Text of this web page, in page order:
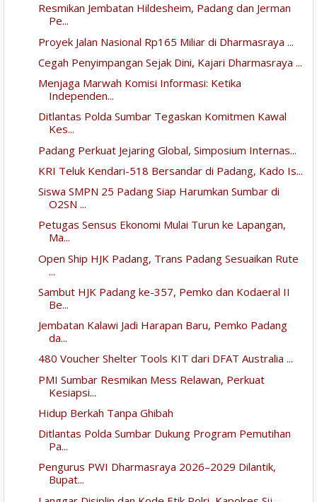
Resmikan Jembatan Hildesheim, Padang dan Jerman
Pe...
Proyek Jalan Nasional Rp165 Miliar di Dharmasraya ...
Cegah Penyimpangan Sejak Dini, Kajari Dharmasraya ...
Menjaga Marwah Komisi Informasi: Ketika
Independen...
Ditlantas Polda Sumbar Tegaskan Komitmen Kawal
Kes...
Padang Perkuat Jejaring Global, Simposium Internas...
KRI Teluk Kendari-518 Bersandar di Padang, Kado Is...
Siswa SMPN 25 Padang Siap Harumkan Sumbar di
O2SN ...
Petugas Sensus Ekonomi Mulai Turun ke Lapangan,
Ma...
Open Ship HJK Padang, Trans Padang Sesuaikan Rute
...
Sambut HJK Padang ke-357, Pemko dan Kodaeral II
Be...
Jembatan Kalawi Jadi Harapan Baru, Pemko Padang
da...
480 Voucher Shelter Tools KIT dari DFAT Australia ...
PMI Sumbar Resmikan Mess Relawan, Perkuat
Kesiapsi...
Hidup Berkah Tanpa Ghibah
Ditlantas Polda Sumbar Dukung Program Pemutihan
Pa...
Pengurus PWI Dharmasraya 2026–2029 Dilantik,
Bupat...